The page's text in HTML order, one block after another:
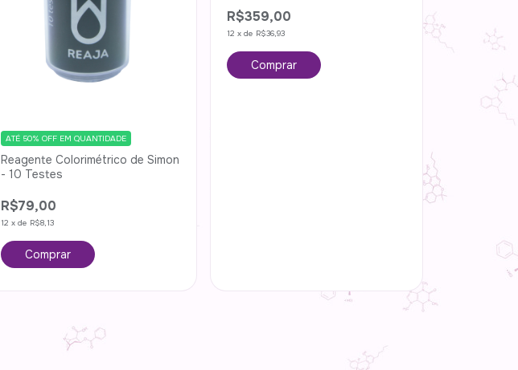
Reagente Colorimétrico de Simon
- 10 Testes
R$79,00
12 x de R$8,13
ATÉ 50% OFF EM QUANTIDADE
R$359,00
12 x de R$36,93